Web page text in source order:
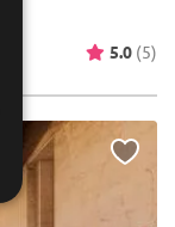
5.0 (5)